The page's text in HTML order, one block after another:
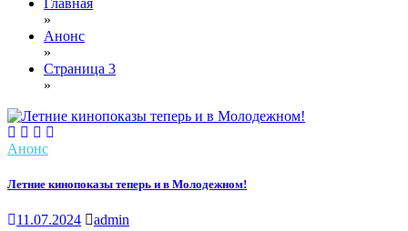
Главная
»
Анонс
»
Страница 3
»
Анонс
Летние кинопоказы теперь и в Молодежном!
11.07.2024
admin